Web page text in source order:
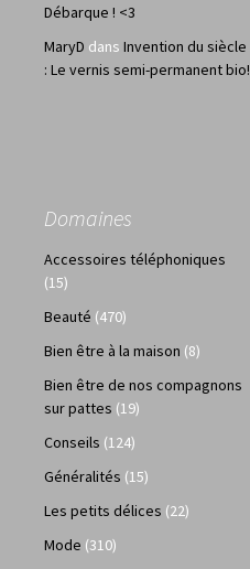
Débarque ! <3
MaryD dans Invention du siècle
: Le vernis semi-permanent bio!
Domaines
Accessoires téléphoniques
(15)
Beauté (470)
Bien être à la maison (8)
Bien être de nos compagnons
sur pattes (19)
Conseils (124)
Généralités (15)
Les petits délices (22)
Mode (310)